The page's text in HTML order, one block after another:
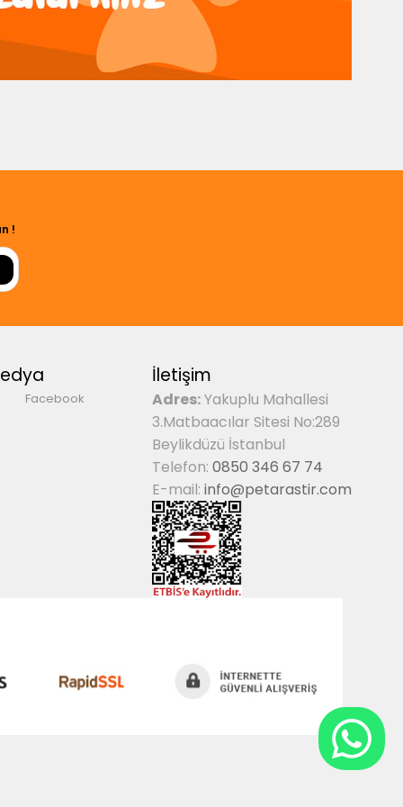
!
Facebook
İletişim
Adres:Yakuplu Mahallesi
3.Matbaacılar Sitesi No:289
Beylikdüzü İstanbul
Telefon: 0850 346 67 74
E-mail: info@petarastir.com